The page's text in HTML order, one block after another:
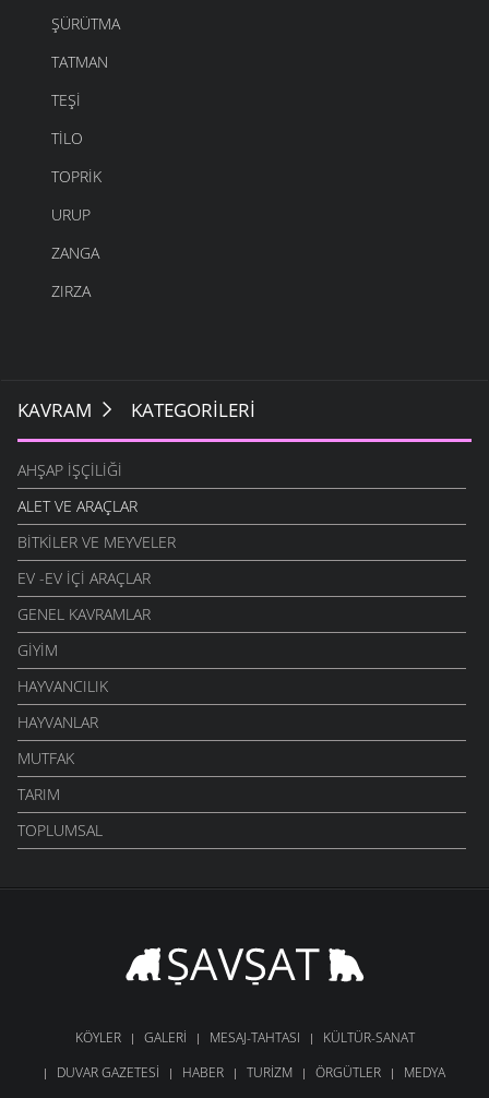
ŞÜRÜTMA
TATMAN
TEŞI
TILO
TOPRIK
URUP
ZANGA
ZIRZA
KAVRAM KATEGORILERI
AHŞAP İŞÇILIĞI
ALET VE ARAÇLAR
BITKILER VE MEYVELER
EV -EV İÇI ARAÇLAR
GENEL KAVRAMLAR
GIYIM
HAYVANCILIK
HAYVANLAR
MUTFAK
TARIM
TOPLUMSAL
KÖYLER GALERI MESAJ-TAHTASI
KÜLTÜR-SANAT
DUVAR GAZETESI
HABER TURIZM ÖRGÜTLER MEDYA